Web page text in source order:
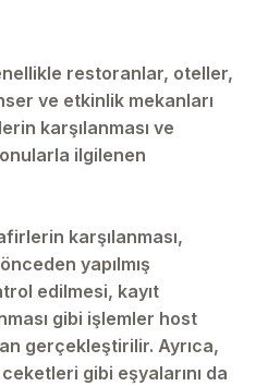
restoranlar, oteller,
ve etkinlik mekanları
karşılanması ve
ilgilenen
karşılanması,
yapılmış
edilmesi, kayıt
gibi işlemler host
gerçekleştirilir. Ayrıca,
gibi eşyalarını da